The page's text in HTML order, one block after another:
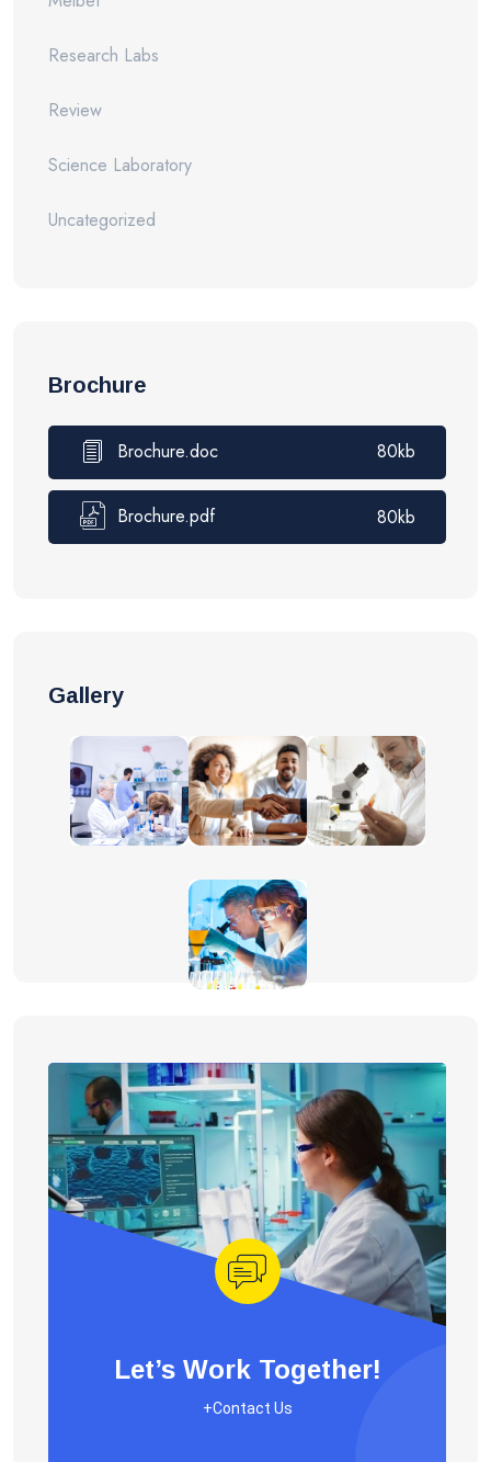
Research Labs
Review
Science Laboratory
Uncategorized
Brochure
Brochure.doc 80kb
Brochure.pdf 80kb
Gallery
Let’s Work Together!
+Contact Us